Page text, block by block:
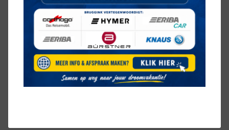
dwarsbed
KEUKEN
middenkeuken